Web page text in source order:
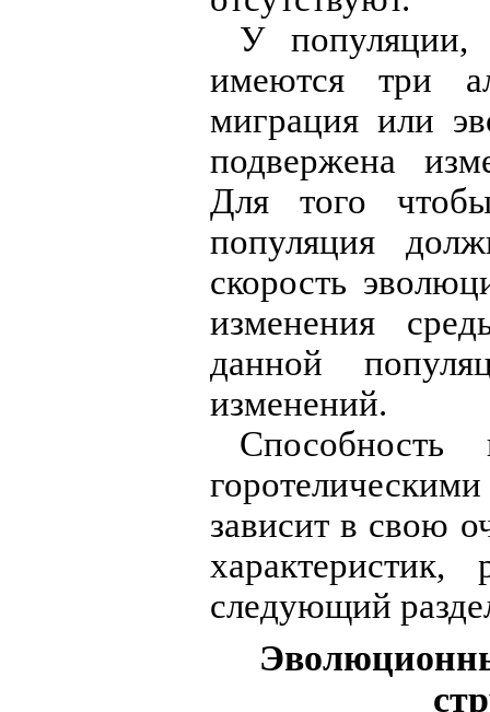
У популяции,
имеются три
миграция или
подвержена
Для того
популяция
скорость
изменения
данной
изменений.
Способность
зависит в свою
следующий